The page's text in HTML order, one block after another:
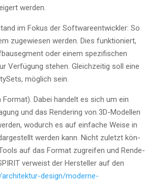
werden.
im Fokus der Soft­ware­ent­wick­ler: So
zuge­wie­sen wer­den. Dies funk­tio­niert,
oder einem spe­zi­fi­schen
Ver­fü­gung ste­hen. Gleich­zei­tig soll eine
mög­lich sein.
Dabei han­delt es sich um ein
und das Ren­de­ring von 3D-Model­len
wodurch es auf ein­fa­che Wei­se in
wer­den kann. Nicht zuletzt kön­
auf das For­mat zugrei­fen und Ren­de­
ver­weist der Her­stel­ler auf den
design/moderne-